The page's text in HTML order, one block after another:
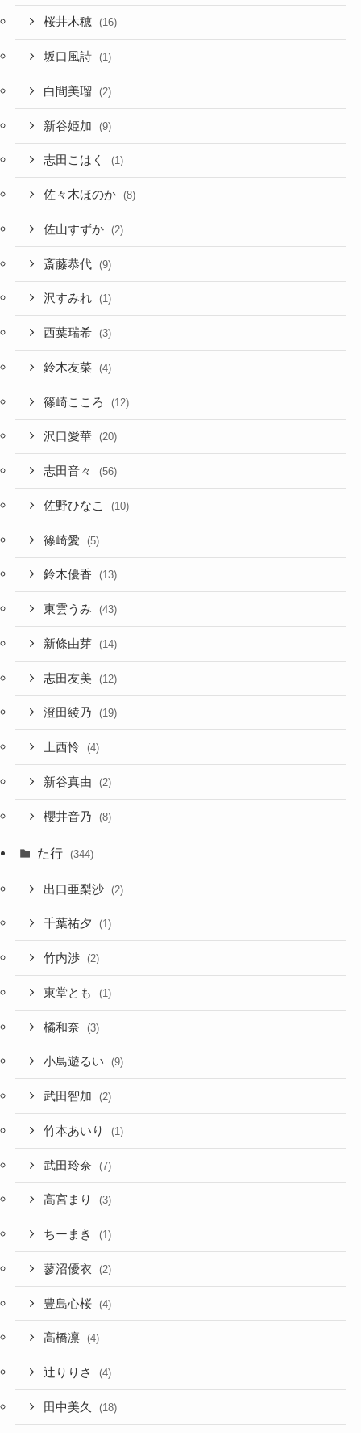
桜井木穂 (16)
坂口風詩 (1)
白間美瑠 (2)
新谷姫加 (9)
志田こはく (1)
佐々木ほのか (8)
佐山すずか (2)
斎藤恭代 (9)
沢すみれ (1)
西葉瑞希 (3)
鈴木友菜 (4)
篠崎こころ (12)
沢口愛華 (20)
志田音々 (56)
佐野ひなこ (10)
篠崎愛 (5)
鈴木優香 (13)
東雲うみ (43)
新條由芽 (14)
志田友美 (12)
澄田綾乃 (19)
上西怜 (4)
新谷真由 (2)
櫻井音乃 (8)
た行 (344)
出口亜梨沙 (2)
千葉祐夕 (1)
竹内渉 (2)
東堂とも (1)
橘和奈 (3)
小鳥遊るい (9)
武田智加 (2)
竹本あいり (1)
武田玲奈 (7)
高宮まり (3)
ちーまき (1)
蓼沼優衣 (2)
豊島心桜 (4)
高橋凛 (4)
辻りりさ (4)
田中美久 (18)